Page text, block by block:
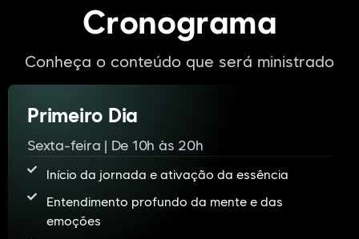
Cronograma
Conheça o conteúdo que será ministrado
Primeiro Dia
Sexta-feira | De 10h às 20h
Início da jornada e ativação da essência
Entendimento profundo da mente e das
emoções